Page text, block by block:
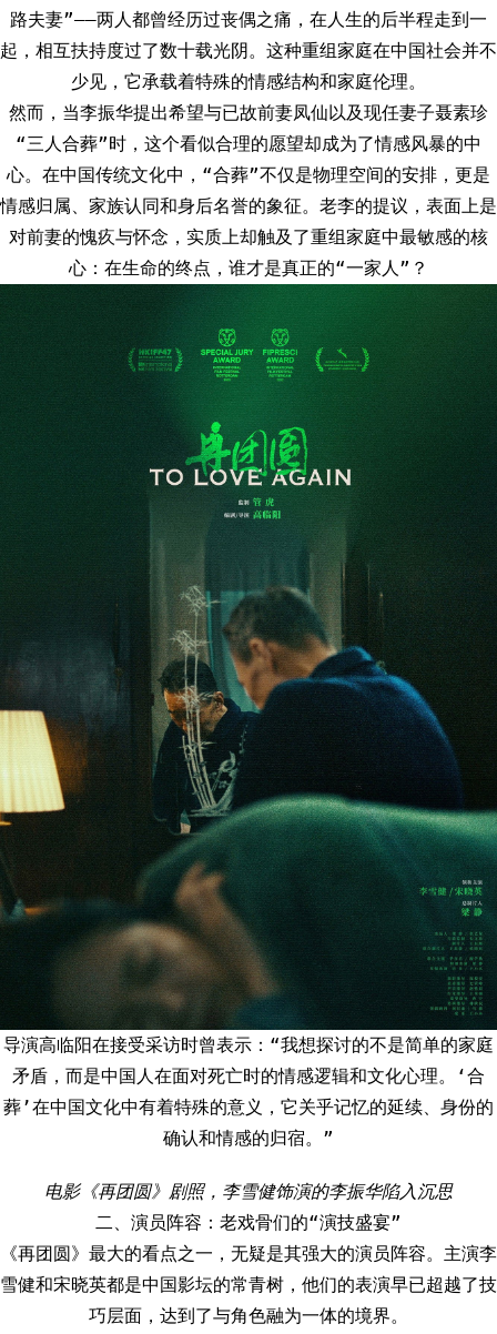
路夫妻”——两人都曾经历过丧偶之痛，在人生的后半程走到一
起，相互扶持度过了数十载光阴。这种重组家庭在中国社会并不
少见，它承载着特殊的情感结构和家庭伦理。
然而，当李振华提出希望与已故前妻凤仙以及现任妻子聂素珍
“三人合葬”时，这个看似合理的愿望却成为了情感风暴的中
心。在中国传统文化中，“合葬”不仅是物理空间的安排，更是
情感归属、家族认同和身后名誉的象征。老李的提议，表面上是
对前妻的愧疚与怀念，实质上却触及了重组家庭中最敏感的核
心：在生命的终点，谁才是真正的“一家人”？
导演高临阳在接受采访时曾表示：“我想探讨的不是简单的家庭
矛盾，而是中国人在面对死亡时的情感逻辑和文化心理。‘合
葬’在中国文化中有着特殊的意义，它关乎记忆的延续、身份的
确认和情感的归宿。”
电影《再团圆》剧照，李雪健饰演的李振华陷入沉思
二、演员阵容：老戏骨们的“演技盛宴”
《再团圆》最大的看点之一，无疑是其强大的演员阵容。主演李
雪健和宋晓英都是中国影坛的常青树，他们的表演早已超越了技
巧层面，达到了与角色融为一体的境界。